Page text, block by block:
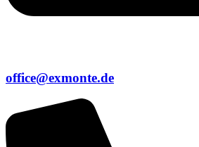
office@exmonte.de